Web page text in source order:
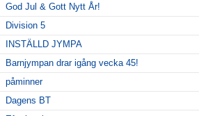
God Jul & Gott Nytt År!
Division 5
INSTÄLLD JYMPA
Barnjympan drar igång vecka 45!
påminner
Dagens BT